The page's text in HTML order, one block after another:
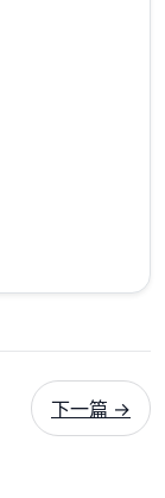
下一篇 →